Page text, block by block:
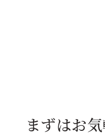
まずはお